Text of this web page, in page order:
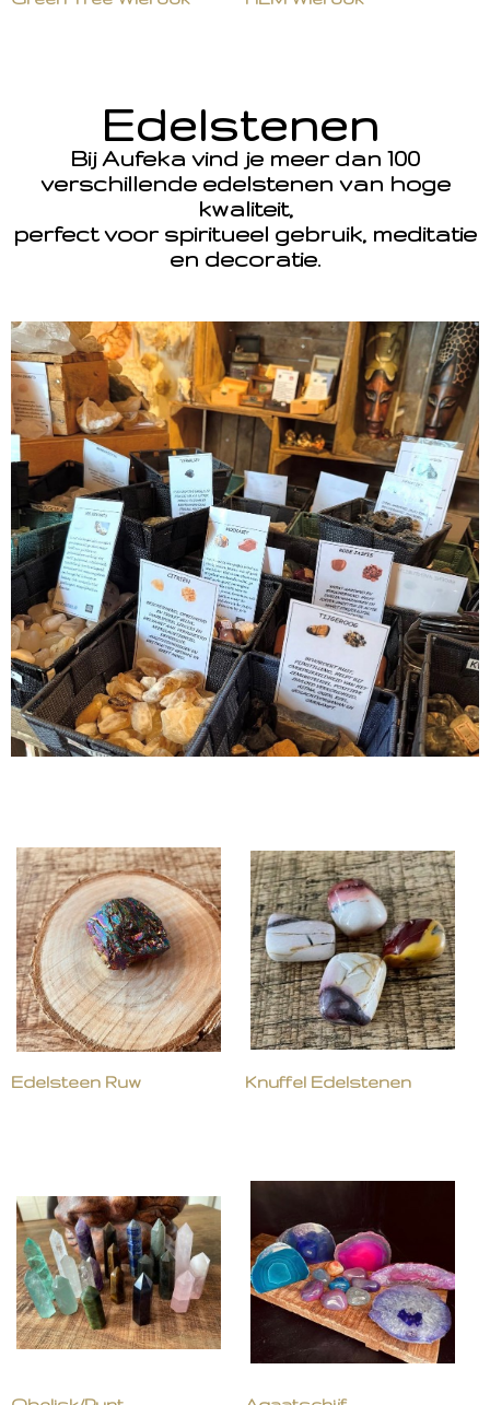
Edelstenen
Bij Aufeka vind je meer dan 100
verschillende edelstenen van hoge
kwaliteit,
perfect voor spiritueel gebruik, meditatie
en decoratie.
Edelsteen Ruw Knuffel Edelstenen